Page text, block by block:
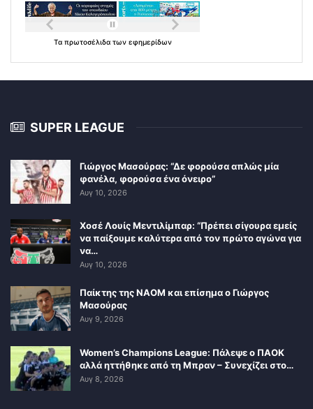
Τα πρωτοσέλιδα των εφημερίδων
SUPER LEAGUE
Γιώργος Μασούρας: “Δε φορούσα απλώς μία
φανέλα, φορούσα ένα όνειρο”
Αυγ 10, 2026
Χοσέ Λουίς Μεντιλίμπαρ: “Πρέπει σίγουρα εμείς
να παίξουμε καλύτερα από τον πρώτο αγώνα για
να…
Αυγ 10, 2026
Παίκτης της ΝΑΟΜ και επίσημα ο Γιώργος
Μασούρας
Αυγ 9, 2026
Women’s Champions League: Πάλεψε ο ΠΑΟΚ
αλλά ηττήθηκε από τη Μπραν – Συνεχίζει στο…
Αυγ 8, 2026